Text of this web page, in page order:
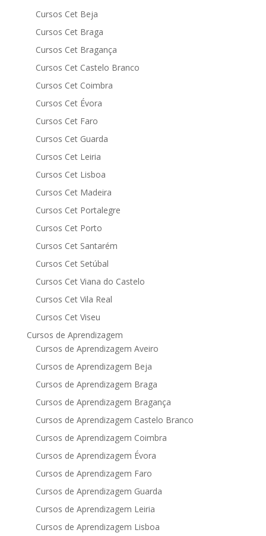
Cursos Cet Beja
Cursos Cet Braga
Cursos Cet Bragança
Cursos Cet Castelo Branco
Cursos Cet Coimbra
Cursos Cet Évora
Cursos Cet Faro
Cursos Cet Guarda
Cursos Cet Leiria
Cursos Cet Lisboa
Cursos Cet Madeira
Cursos Cet Portalegre
Cursos Cet Porto
Cursos Cet Santarém
Cursos Cet Setúbal
Cursos Cet Viana do Castelo
Cursos Cet Vila Real
Cursos Cet Viseu
Cursos de Aprendizagem
Cursos de Aprendizagem Aveiro
Cursos de Aprendizagem Beja
Cursos de Aprendizagem Braga
Cursos de Aprendizagem Bragança
Cursos de Aprendizagem Castelo Branco
Cursos de Aprendizagem Coimbra
Cursos de Aprendizagem Évora
Cursos de Aprendizagem Faro
Cursos de Aprendizagem Guarda
Cursos de Aprendizagem Leiria
Cursos de Aprendizagem Lisboa